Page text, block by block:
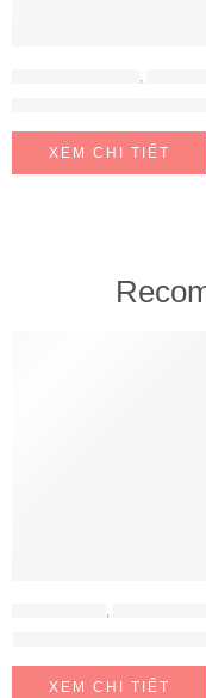
XEM CHI TIẾT
XEM CHI TIẾT